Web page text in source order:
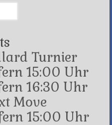
Turnier
15:00 Uhr
16:30 Uhr
Move
15:00 Uhr